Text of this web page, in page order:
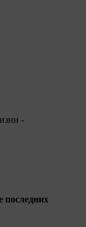
-
последних